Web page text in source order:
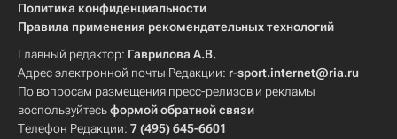
Политика конфиденциальности
Правила применения рекомендательных технологий
Главный редактор: Гаврилова А.В.
Адрес электронной почты Редакции: r-sport.internet@ria.ru
По вопросам размещения пресс-релизов и рекламы
воспользуйтесьформой обратной связи
Телефон Редакции: 7 (495) 645-6601